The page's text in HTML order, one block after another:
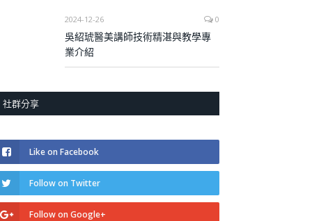
2024-12-26 0
吳紹琥醫美講師技術精湛與教學專
業介紹
社群分享
Like on Facebook
Follow on Twitter
Follow on Google+